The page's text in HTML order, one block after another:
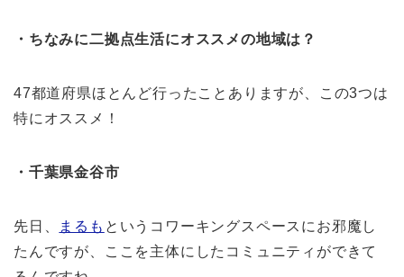
・ちなみに二拠点生活にオススメの地域は？
47都道府県ほとんど行ったことありますが、この3つは
特にオススメ！
・千葉県金谷市
先日、 まるも というコワーキングスペースにお邪魔し
たんですが、ここを主体にしたコミュニティができて